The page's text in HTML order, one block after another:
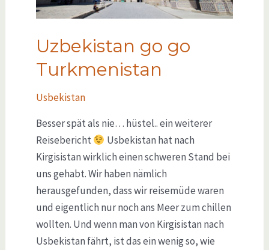
Uzbekistan go go
Turkmenistan
Usbekistan
Besser spät als nie… hüstel.. ein weiterer
Reisebericht
Usbekistan hat nach
Kirgisistan wirklich einen schweren Stand bei
uns gehabt. Wir haben nämlich
herausgefunden, dass wir reisemüde waren
und eigentlich nur noch ans Meer zum chillen
wollten. Und wenn man von Kirgisistan nach
Usbekistan fährt, ist das ein wenig so, wie